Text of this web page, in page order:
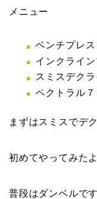
メニュー
ベンチプレ
インクライ
スミスデク
ペクトラル
まずはスミスでデ
初めてやってみたよ
普段はダンベルで